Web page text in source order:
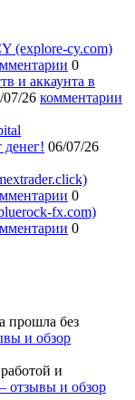
(explore-cy.com)
0
и аккаунта в
07/26 комментарии
денег! 06/07/26
0
fx.com)
0
прошла без
и обзор
и
отзывы и обзор